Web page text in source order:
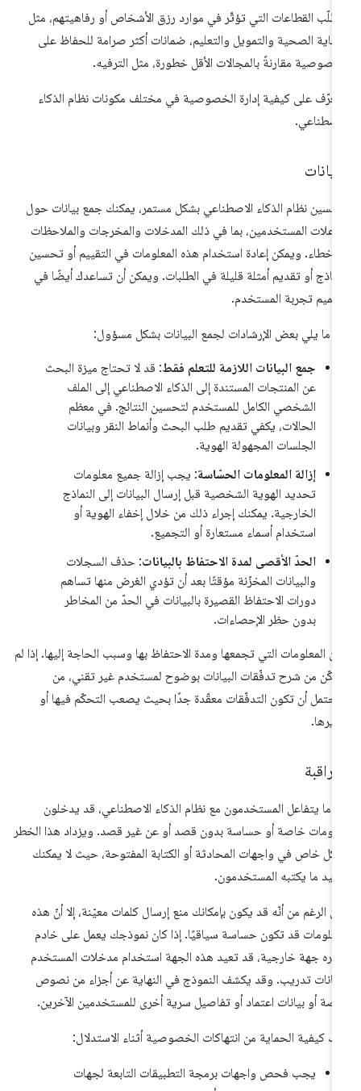
القطاعات التي تؤثّر في موارد رزق الأشخاص أو رفاهيتهم، مثل
الصحية والتمويل والتعليم، ضمانات أكثر صرامة للحفاظ على
مقارنةً بالمجالات الأقل خطورة، مثل الترفيه.
على كيفية إدارة الخصوصية في مختلف مكونات نظام الذكاء
نظام الذكاء الاصطناعي بشكل مستمر، يمكنك جمع بيانات حول
المستخدمين، بما في ذلك المدخلات والمخرجات والملاحظات
ويمكن إعادة استخدام هذه المعلومات في التقييم أو تحسين
أو تقديم أمثلة قليلة في الطلبات. ويمكن أن تساعدك أيضًا في
تجربة المستخدم.
ما يلي بعض الإرشادات لجمع البيانات بشكل مسؤول:
جمع البيانات اللازمة للتعلم فقط: قد لا تحتاج ميزة البحث
عن المنتجات المستندة إلى الذكاء الاصطناعي إلى الملف
الشخصي الكامل للمستخدم لتحسين النتائج. في معظم
الحالات، يكفي تقديم طلب البحث وأنماط النقر وبيانات
الجلسات المجهولة الهوية.
إزالة المعلومات الحسّاسة: يجب إزالة جميع معلومات
تحديد الهوية الشخصية قبل إرسال البيانات إلى النماذج
الخارجية. يمكنك إجراء ذلك من خلال إخفاء الهوية أو
استخدام أسماء مستعارة أو التجميع.
الحدّ الأقصى لمدة الاحتفاظ بالبيانات: حذف السجلات
والبيانات المخزّنة مؤقتًا بعد أن تؤدي الغرض منها تساهم
دورات الاحتفاظ القصيرة بالبيانات في الحدّ من المخاطر
بدون حظر الإحصاءات.
المعلومات التي تجمعها ومدة الاحتفاظ بها وسبب الحاجة إليها. إذا لم
من شرح تدفّقات البيانات بوضوح لمستخدم غير تقني، من
أن تكون التدفّقات معقّدة جدًا بحيث يصعب التحكّم فيها أو
يتفاعل المستخدمون مع نظام الذكاء الاصطناعي، قد يدخلون
خاصة أو حساسة بدون قصد أو عن غير قصد. ويزداد هذا الخطر
خاص في واجهات المحادثة أو الكتابة المفتوحة، حيث لا يمكنك
ما يكتبه المستخدمون.
الرغم من أنّه قد يكون بإمكانك منع إرسال كلمات معيّنة، إلا أنّ هذه
قد تكون حساسة سياقيًا. إذا كان نموذجك يعمل على خادم
جهة خارجية، قد تعيد هذه الجهة استخدام مدخلات المستخدم
تدريب. وقد يكشف النموذج في النهاية عن أجزاء من نصوص
أو بيانات اعتماد أو تفاصيل سرية أخرى للمستخدمين الآخرين.
كيفية الحماية من انتهاكات الخصوصية أثناء الاستدلال:
يجب فحص واجهات برمجة التطبيقات التابعة لجهات